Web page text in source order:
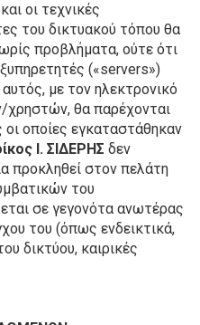
οι τεχνικές
του δικτυακού τόπου θα
προβλήματα, ούτε ότι
(«servers»)
με τον ηλεκτρονικό
θα παρέχονται
οποίες εγκαταστάθηκαν
Ι. ΣΙΔΕΡΗΣ δεν
προκληθεί στον πελάτη
του
σε γεγονότα ανωτέρας
του (όπως ενδεικτικά,
δικτύου, καιρικές